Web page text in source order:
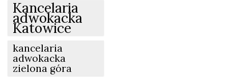
Kancelaria
adwokacka
Katowice
kancelaria
adwokacka
zielona góra